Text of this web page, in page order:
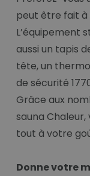
peut être fait à
L’équipement
aussi un tapis
tête, un
de sécurité
Grâce aux
sauna
tout à votre
Donne votre